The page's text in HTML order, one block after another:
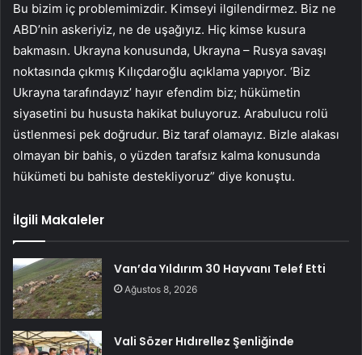
Bu bizim iç problemimizdir. Kimseyi ilgilendirmez. Biz ne
ABD’nin askeriyiz, ne de uşağıyız. Hiç kimse kusura
bakmasın. Ukrayna konusunda, Ukrayna – Rusya savaşı
noktasında çıkmış Kılıçdaroğlu açıklama yapıyor. ‘Biz
Ukrayna tarafındayız’ hayır efendim biz; hükümetin
siyasetini bu hususta hakikat buluyoruz. Arabulucu rolü
üstlenmesi pek doğrudur. Biz taraf olamayız. Bizle alakası
olmayan bir bahis, o yüzden tarafsız kalma konusunda
hükümeti bu bahiste destekliyoruz” diye konuştu.
İlgili Makaleler
Van’da Yıldırım 30 Hayvanı Telef Etti
Ağustos 8, 2026
Vali Sözer Hıdırellez Şenliğinde